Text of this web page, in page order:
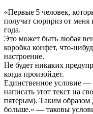
«Первые 5 человек,
получат сюрприз от меня
года.
Это может быть любая
коробка конфет, что-
настроение.
Не будет никаких
когда произойдет.
Единственное условие —
написать этот текст на
пятерым). Таким образом
больше.» — таковы